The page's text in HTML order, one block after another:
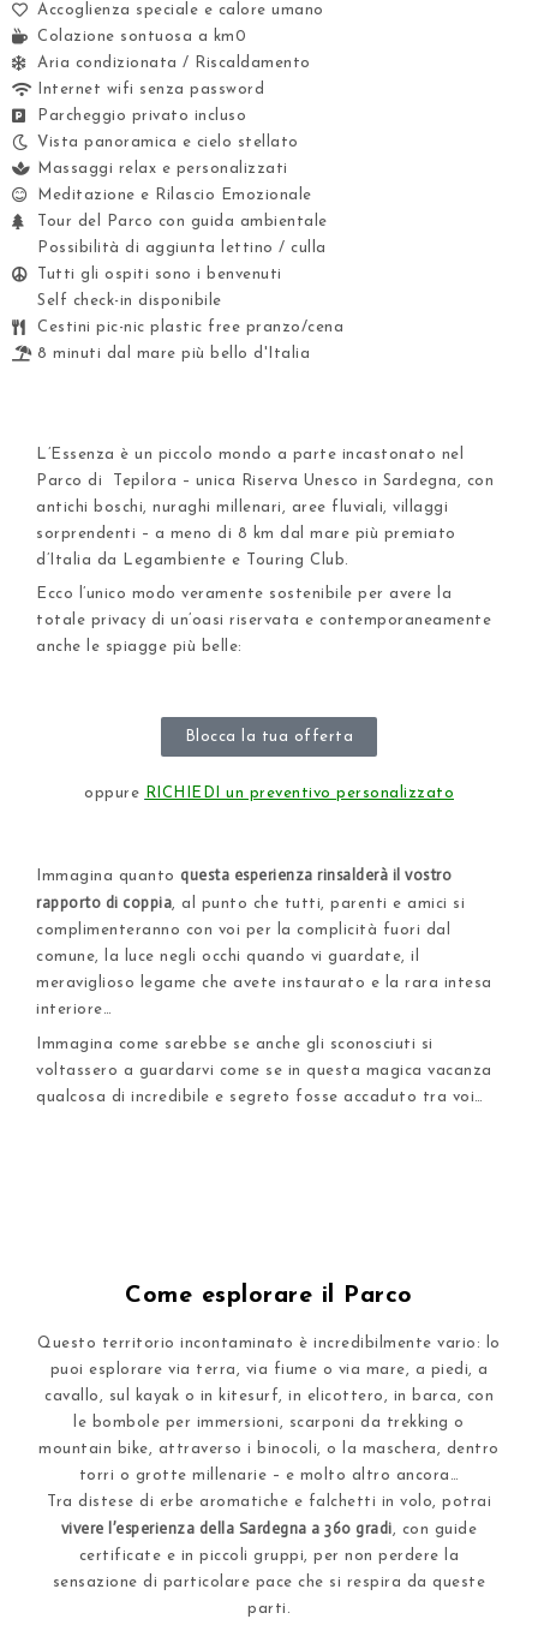
Accoglienza speciale e calore umano
Colazione sontuosa a km0
Aria condizionata / Riscaldamento
Internet wifi senza password
Parcheggio privato incluso
Vista panoramica e cielo stellato
Massaggi relax e personalizzati
Meditazione e Rilascio Emozionale
Tour del Parco con guida ambientale
Possibilità di aggiunta lettino / culla
Tutti gli ospiti sono i benvenuti
Self check-in disponibile
Cestini pic-nic plastic free pranzo/cena
8 minuti dal mare più bello d'Italia
L’Essenza è un piccolo mondo a parte incastonato nel
Parco di Tepilora – unica Riserva Unesco in Sardegna, con
antichi boschi, nuraghi millenari, aree fluviali, villaggi
sorprendenti – a meno di 8 km dal mare più premiato
d’Italia da Legambiente e Touring Club.
Ecco l’unico modo veramente sostenibile per avere la
totale privacy di un’oasi riservata e contemporaneamente
anche le spiagge più belle:
Blocca la tua offerta
oppure RICHIEDI un preventivo personalizzato
Immagina quanto questa esperienza rinsalderà il vostro
rapporto di coppia, al punto che tutti, parenti e amici si
complimenteranno con voi per la complicità fuori dal
comune, la luce negli occhi quando vi guardate, il
meraviglioso legame che avete instaurato e la rara intesa
interiore…
Immagina come sarebbe se anche gli sconosciuti si
voltassero a guardarvi come se in questa magica vacanza
qualcosa di incredibile e segreto fosse accaduto tra voi…
Come esplorare il Parco​
Questo territorio incontaminato è incredibilmente vario: lo
puoi esplorare via terra, via fiume o via mare, a piedi, a
cavallo, sul kayak o in kitesurf, in elicottero, in barca, con
le bombole per immersioni, scarponi da trekking o
mountain bike, attraverso i binocoli, o la maschera, dentro
torri o grotte millenarie – e molto altro ancora…
Tra distese di erbe aromatiche e falchetti in volo, potrai
vivere l’esperienza della Sardegna a 360 gradi, con guide
certificate e in piccoli gruppi, per non perdere la
sensazione di particolare pace che si respira da queste
parti.